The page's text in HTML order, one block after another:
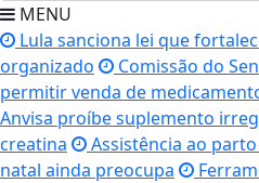
MENU
Lula sanciona lei que
organizado
Comissão do
permitir venda de
Anvisa proíbe suplemento
creatina
Assistência ao
natal ainda preocupa